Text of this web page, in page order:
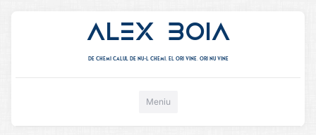
Alex Boia
De chemi calul de nu-l chemi, el ori vine. ori nu vine
Meniu